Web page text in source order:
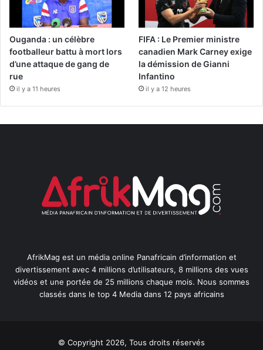
Ouganda : un célèbre
footballeur battu à mort lors
d’une attaque de gang de
rue
il y a 11 heures
FIFA : Le Premier ministre
canadien Mark Carney exige
la démission de Gianni
Infantino
il y a 12 heures
AfrikMag est un média online Panafricain d’information et
divertissement avec 4 millions d’utilisateurs, 8 millions des vues
vidéos et une portée de 25 millions chaque mois. Nous sommes
classés dans le top 4 Media dans 12 pays africains
© Copyright 2026, Tous droits réservés